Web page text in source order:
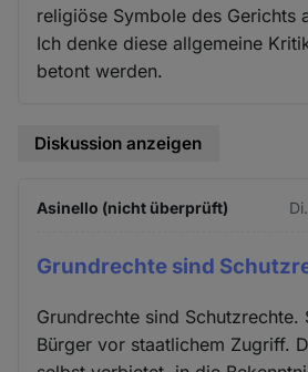
religiöse Symbole des Gerichts
Ich denke diese allgemeine
betont werden.
Diskussion anzeigen
Asinello (nicht überprüft)
Grundrechte sind
Grundrechte sind Schutzrechte.
Bürger vor staatlichem Zugriff.